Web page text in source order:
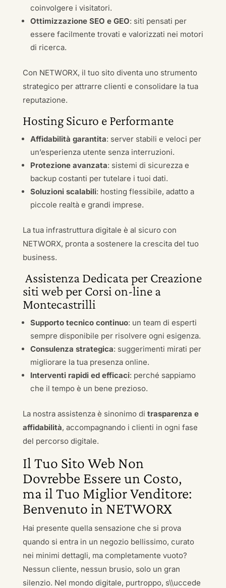
coinvolgere i visitatori.
Ottimizzazione SEO e GEO: siti pensati per
essere facilmente trovati e valorizzati nei motori
di ricerca.
Con NETWORX, il tuo sito diventa uno strumento
strategico per attrarre clienti e consolidare la tua
reputazione.
Hosting Sicuro e Performante
Affidabilità garantita: server stabili e veloci per
un’esperienza utente senza interruzioni.
Protezione avanzata: sistemi di sicurezza e
backup costanti per tutelare i tuoi dati.
Soluzioni scalabili: hosting flessibile, adatto a
piccole realtà e grandi imprese.
La tua infrastruttura digitale è al sicuro con
NETWORX, pronta a sostenere la crescita del tuo
business.
Assistenza Dedicata per Creazione
siti web per Corsi on-line a
Montecastrilli
Supporto tecnico continuo: un team di esperti
sempre disponibile per risolvere ogni esigenza.
Consulenza strategica: suggerimenti mirati per
migliorare la tua presenza online.
Interventi rapidi ed efficaci: perché sappiamo
che il tempo è un bene prezioso.
La nostra assistenza è sinonimo di trasparenza e
affidabilità, accompagnando i clienti in ogni fase
del percorso digitale.
Il Tuo Sito Web Non
Dovrebbe Essere un Costo,
ma il Tuo Miglior Venditore:
Benvenuto in NETWORX
Hai presente quella sensazione che si prova
quando si entra in un negozio bellissimo, curato
nei minimi dettagli, ma completamente vuoto?
Nessun cliente, nessun brusio, solo un gran
silenzio. Nel mondo digitale, purtroppo, s\\uccede